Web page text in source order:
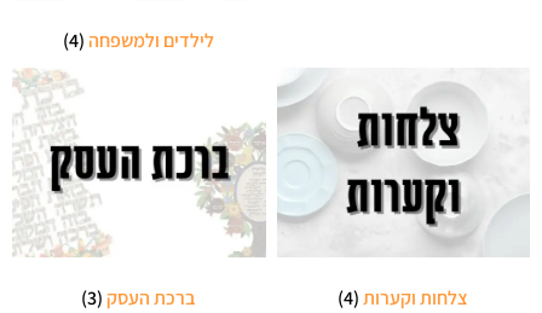
לילדים ולמשפחה(4)
צלחות וקערות(4) ברכת העסק(3)